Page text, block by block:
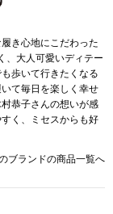
財布／小物
き心地にこだわった
、大人可愛いディテー
歩いて行きたくなる
て毎日を楽しく幸せ
恭子さんの想いが感
く、ミセスからも好
ブランドの商品一覧へ